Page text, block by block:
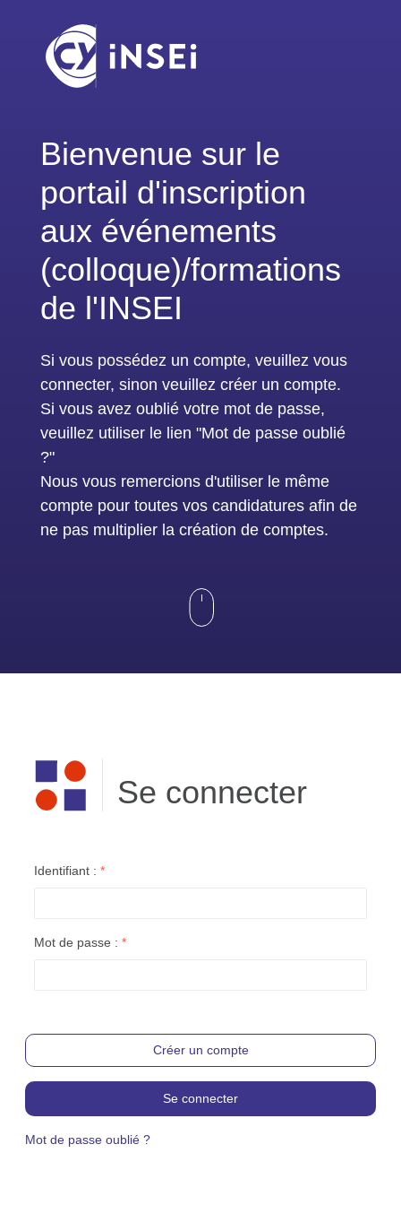
Bienvenue sur le
portail d'inscription
aux événements
(colloque)/formations
de l'INSEI
Si vous possédez un compte, veuillez vous
connecter, sinon veuillez créer un compte.
Si vous avez oublié votre mot de passe,
veuillez utiliser le lien "Mot de passe oublié
?"
Nous vous remercions d'utiliser le même
compte pour toutes vos candidatures afin de
ne pas multiplier la création de comptes.
Se connecter
Identifiant : *
Mot de passe : *
Créer un compte
Se connecter
Mot de passe oublié ?